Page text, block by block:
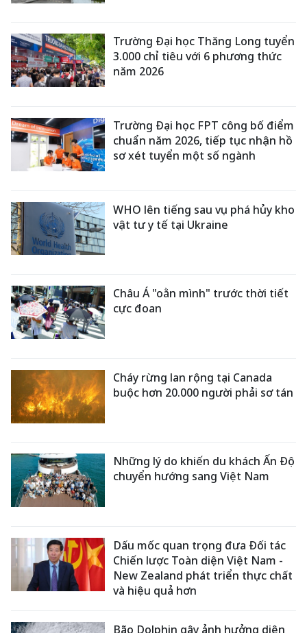
Trường Đại học Thăng Long tuyển
3.000 chỉ tiêu với 6 phương thức
năm 2026
Trường Đại học FPT công bố điểm
chuẩn năm 2026, tiếp tục nhận hồ
sơ xét tuyển một số ngành
WHO lên tiếng sau vụ phá hủy kho
vật tư y tế tại Ukraine
Châu Á "oằn mình" trước thời tiết
cực đoan
Cháy rừng lan rộng tại Canada
buộc hơn 20.000 người phải sơ tán
Những lý do khiến du khách Ấn Độ
chuyển hướng sang Việt Nam
Dấu mốc quan trọng đưa Đối tác
Chiến lược Toàn diện Việt Nam -
New Zealand phát triển thực chất
và hiệu quả hơn
Bão Dolphin gây ảnh hưởng diện